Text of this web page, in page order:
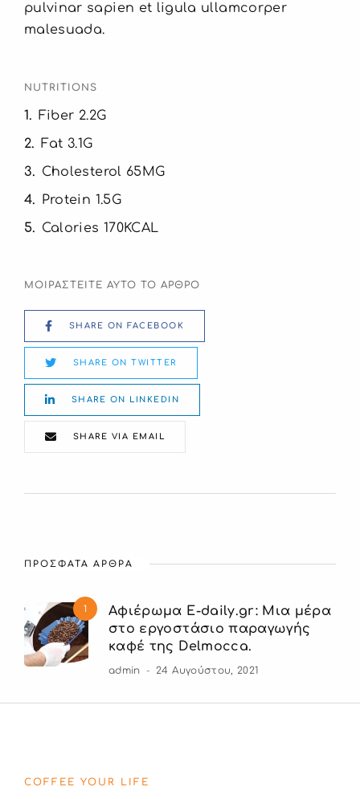
pulvinar sapien et ligula ullamcorper
malesuada.
NUTRITIONS
1
Fiber 2.2G
2
Fat 3.1G
3
Cholesterol 65MG
4
Protein 1.5G
5
Calories 170KCAL
ΜΟΙΡΑΣΤΕΙΤΕ ΑΥΤΟ ΤΟ ΑΡΘΡΟ
SHARE ON FACEBOOK
SHARE ON TWITTER
SHARE ON LINKEDIN
SHARE VIA EMAIL
ΠΡΟΣΦΑΤΑ ΑΡΘΡΑ
1
Αφιέρωμα E-daily.gr: Μια μέρα
στο εργοστάσιο παραγωγής
καφέ της Delmocca.
admin 24 Αυγούστου, 2021
COFFEE YOUR LIFE